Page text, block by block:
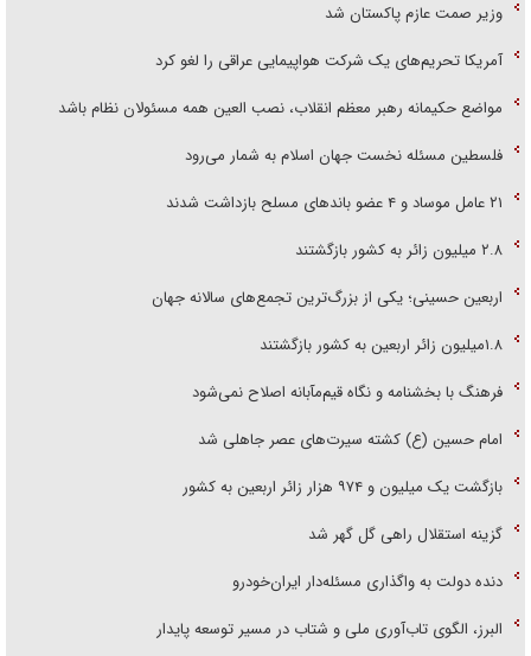
وزیر صمت عازم پاکستان شد
آمریکا تحریم‌های یک شرکت هواپیمایی عراقی را لغو کرد
مواضع حکیمانه رهبر معظم انقلاب، نصب العین همه مسئولان نظام باشد
فلسطین مسئله نخست جهان اسلام به شمار می‌رود
۲۱ عامل موساد و ۴ عضو باند‌های مسلح بازداشت شدند
۲.۸ میلیون زائر به کشور بازگشتند
اربعین حسینی؛ یکی از بزرگ‌ترین تجمع‌های سالانه جهان
۱.۸میلیون زائر اربعین به کشور بازگشتند
فرهنگ با بخشنامه و نگاه قیم‌مآبانه اصلاح نمی‌شود
امام حسین (ع) کشته سیرت‌های عصر جاهلی شد
بازگشت یک میلیون و ۹۷۴ هزار زائر اربعین به کشور
گزینه استقلال راهی گل گهر شد
دنده دولت به واگذاری مسئله‌دار ایران‌خودرو
البرز، الگوی تاب‌آوری ملی و شتاب در مسیر توسعه پایدار